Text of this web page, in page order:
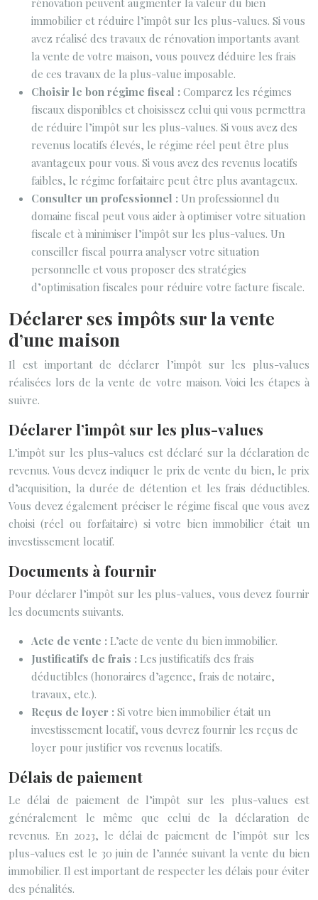
rénovation peuvent augmenter la valeur du bien
immobilier et réduire l’impôt sur les plus-values. Si vous
avez réalisé des travaux de rénovation importants avant
la vente de votre maison, vous pouvez déduire les frais
de ces travaux de la plus-value imposable.
Choisir le bon régime fiscal : Comparez les régimes
fiscaux disponibles et choisissez celui qui vous permettra
de réduire l’impôt sur les plus-values. Si vous avez des
revenus locatifs élevés, le régime réel peut être plus
avantageux pour vous. Si vous avez des revenus locatifs
faibles, le régime forfaitaire peut être plus avantageux.
Consulter un professionnel : Un professionnel du
domaine fiscal peut vous aider à optimiser votre situation
fiscale et à minimiser l’impôt sur les plus-values. Un
conseiller fiscal pourra analyser votre situation
personnelle et vous proposer des stratégies
d’optimisation fiscales pour réduire votre facture fiscale.
Déclarer ses impôts sur la vente
d’une maison
Il est important de déclarer l’impôt sur les plus-values
réalisées lors de la vente de votre maison. Voici les étapes à
suivre.
Déclarer l’impôt sur les plus-values
L’impôt sur les plus-values est déclaré sur la déclaration de
revenus. Vous devez indiquer le prix de vente du bien, le prix
d’acquisition, la durée de détention et les frais déductibles.
Vous devez également préciser le régime fiscal que vous avez
choisi (réel ou forfaitaire) si votre bien immobilier était un
investissement locatif.
Documents à fournir
Pour déclarer l’impôt sur les plus-values, vous devez fournir
les documents suivants.
Acte de vente : L’acte de vente du bien immobilier.
Justificatifs de frais : Les justificatifs des frais
déductibles (honoraires d’agence, frais de notaire,
travaux, etc.).
Reçus de loyer : Si votre bien immobilier était un
investissement locatif, vous devrez fournir les reçus de
loyer pour justifier vos revenus locatifs.
Délais de paiement
Le délai de paiement de l’impôt sur les plus-values est
généralement le même que celui de la déclaration de
revenus. En 2023, le délai de paiement de l’impôt sur les
plus-values est le 30 juin de l’année suivant la vente du bien
immobilier. Il est important de respecter les délais pour éviter
des pénalités.